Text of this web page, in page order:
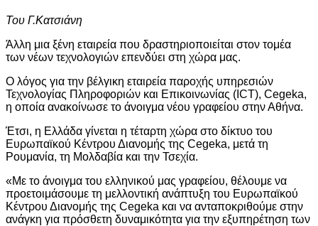
Του Γ.Κατσιάνη
Άλλη μια ξένη εταιρεία που δραστηριοποιείται στον τομέα
των νέων τεχνολογιών επενδύει στη χώρα μας.
Ο λόγος για την βέλγικη εταιρεία παροχής υπηρεσιών
Τεχνολογίας Πληροφοριών και Επικοινωνίας (ICT), Cegeka,
η οποία ανακοίνωσε το άνοιγμα νέου γραφείου στην Αθήνα.
Έτσι, η Ελλάδα γίνεται η τέταρτη χώρα στο δίκτυο του
Ευρωπαϊκού Κέντρου Διανομής της Cegeka, μετά τη
Ρουμανία, τη Μολδαβία και την Τσεχία.
«Με το άνοιγμα του ελληνικού μας γραφείου, θέλουμε να
προετοιμάσουμε τη μελλοντική ανάπτυξη του Ευρωπαϊκού
Κέντρου Διανομής της Cegeka και να ανταποκριθούμε στην
ανάγκη για πρόσθετη δυναμικότητα για την εξυπηρέτηση των